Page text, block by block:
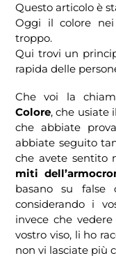
Questo articolo è
Oggi il colore nei
troppo.
Qui trovi un
rapida delle
Che voi la
Colore, che usiate il
che abbiate
abbiate seguito
che avete sentito
miti
basano su false
considerando i
invece che
vostro viso, li ho
non vi lasciate più